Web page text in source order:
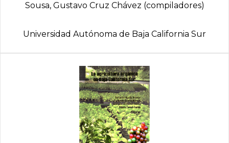
Sousa, Gustavo Cruz Chávez (compiladores)
Universidad Autónoma de Baja California Sur